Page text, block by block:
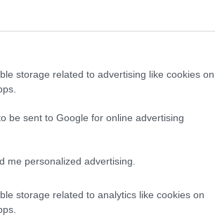
storage related to advertising like cookies on
be sent to Google for online advertising
me personalized advertising.
storage related to analytics like cookies on